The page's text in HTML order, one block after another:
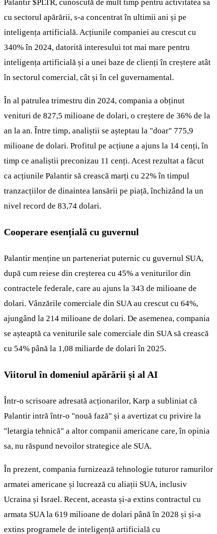
Palantir $PLTR, cunoscută de mult timp pentru activitatea sa
cu sectorul apărării, s-a concentrat în ultimii ani și pe
inteligența artificială. Acțiunile companiei au crescut cu
340% în 2024, datorită interesului tot mai mare pentru
inteligența artificială și a unei baze de clienți în creștere atât
în sectorul comercial, cât și în cel guvernamental.
În al patrulea trimestru din 2024, compania a obținut
venituri de 827,5 milioane de dolari, o creștere de 36% de la
an la an. Între timp, analiștii se așteptau la "doar" 775,9
milioane de dolari. Profitul pe acțiune a ajuns la 14 cenți, în
timp ce analiștii preconizau 11 cenți. Acest rezultat a făcut
ca acțiunile Palantir să crească marți cu 22% în timpul
tranzacțiilor de dinaintea lansării pe piață, închizând la un
nivel record de 83,74 dolari.
Cooperare esențială cu guvernul
Palantir menține un parteneriat puternic cu guvernul SUA,
după cum reiese din creșterea cu 45% a veniturilor din
contractele federale, care au ajuns la 343 de milioane de
dolari. Vânzările comerciale din SUA au crescut cu 64%,
ajungând la 214 milioane de dolari. De asemenea, compania
se așteaptă ca veniturile sale comerciale din SUA să crească
cu 54% până la 1,08 miliarde de dolari în 2025.
Viitorul în domeniul apărării și al AI
Într-o scrisoare adresată acționarilor, Karp a subliniat că
Palantir intră într-o "nouă fază" și a avertizat cu privire la
"letargia tehnică" a altor companii americane care, în opinia
sa, nu răspund nevoilor strategice ale SUA.
În prezent, compania furnizează tehnologie tuturor ramurilor
armatei americane și lucrează cu aliații SUA, inclusiv
Ucraina și Israel. Recent, aceasta și-a extins contractul cu
armata SUA la 619 milioane de dolari până în 2028 și și-a
extins programele de inteligență artificială cu